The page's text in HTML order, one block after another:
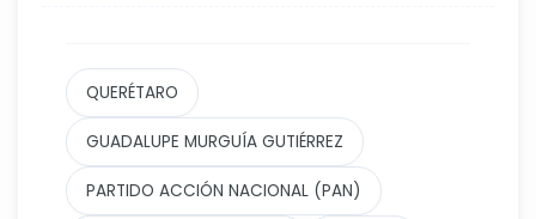
QUERÉTARO
GUADALUPE MURGUÍA GUTIÉRREZ
PARTIDO ACCIÓN NACIONAL (PAN)